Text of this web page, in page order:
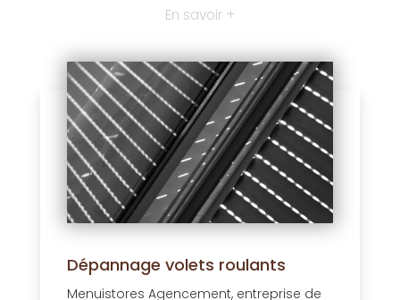
En savoir +
Dépannage volets roulants
Menuistores Agencement, entreprise de